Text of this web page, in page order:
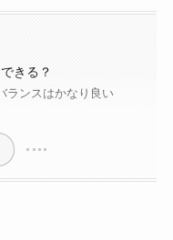
きる？
ランスはかなり良い